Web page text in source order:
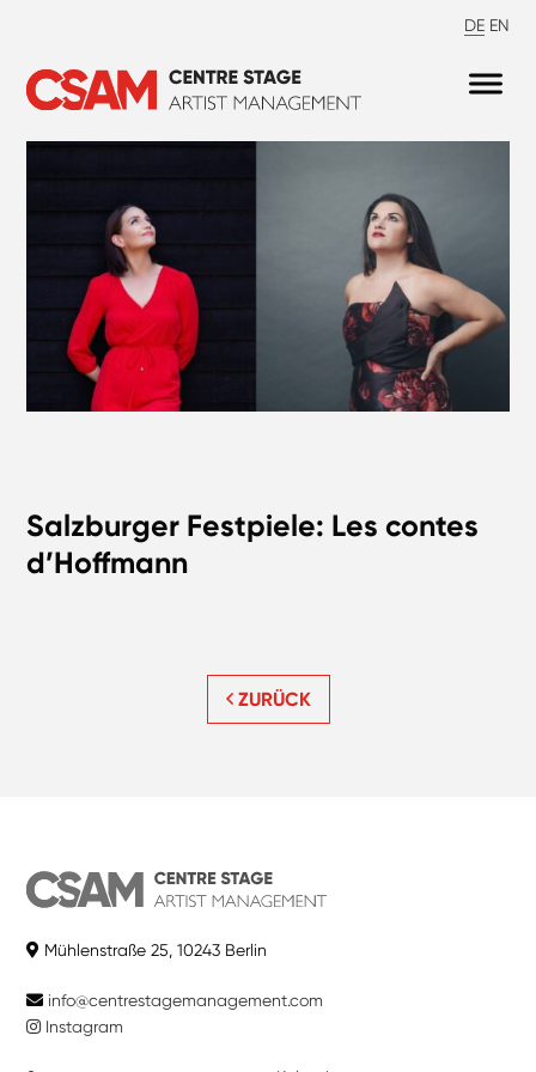
DE EN
Salzburger Festpiele: Les contes
d’Hoffmann
ZURÜCK
Mühlenstraße 25, 10243 Berlin
info@centrestagemanagement.com
Instagram